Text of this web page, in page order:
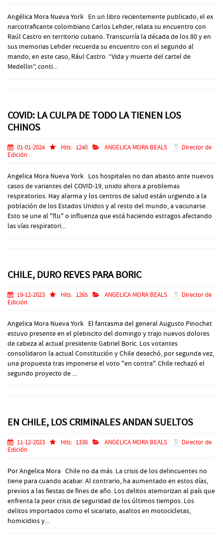
Angélica Mora Nueva York En un libro recientemente publicado, el ex
narcotraficante colombiano Carlos Lehder, relata su encuentro con
Raúl Castro en territorio cubano. Transcurría la década de los 80 y en
sus memorias Lehder recuerda su encuentro con el segundo al
mando, en este caso, Rául Castro. “Vida y muerte del cartel de
Medellin”, conti...
COVID: LA CULPA DE TODO LA TIENEN LOS
CHINOS
01-01-2024 Hits: 1240 ANGELICA MORA BEALS
Director de
Edición
Angelica Mora Nueva York Los hospitales no dan abasto ante nuevos
casos de variantes del COVID-19, unido ahora a problemas
respiratorios. Hay alarma y los centros de salud están urgiendo a la
población de los Estados Unidos y al resto del mundo, a vacunarse.
Esto se une al "flu" o influenza que está haciendo estragos afectando
las vías respiratori...
CHILE, DURO REVES PARA BORIC
19-12-2023 Hits: 1265 ANGELICA MORA BEALS
Director de
Edición
Angelica Mora Nueva York El fantasma del general Augusto Pinochet
estuvo presente en el plebiscito del domingo y trajo nuevos dolores
de cabeza al actual presidente Gabriel Boric. Los votantes
consolidaron la actual Constitución y Chile desechó, por segunda vez,
una propuesta tras imponerse el voto "en contra". Chile rechazó el
segundo proyecto de ...
EN CHILE, LOS CRIMINALES ANDAN SUELTOS
11-12-2023 Hits: 1338 ANGELICA MORA BEALS
Director de
Edición
Por Angelica Mora Chile no da más. La crisis de los delincuentes no
tiene para cuando acabar. Al contrario, ha aumentado en estos días,
previos a las fiestas de fines de año. Los delitos atemorizan al país que
enfrenta la peor crisis de seguridad de los últimos tiempos. Los
delitos importados como el sicariato, asaltos en motocicletas,
homicidios y...